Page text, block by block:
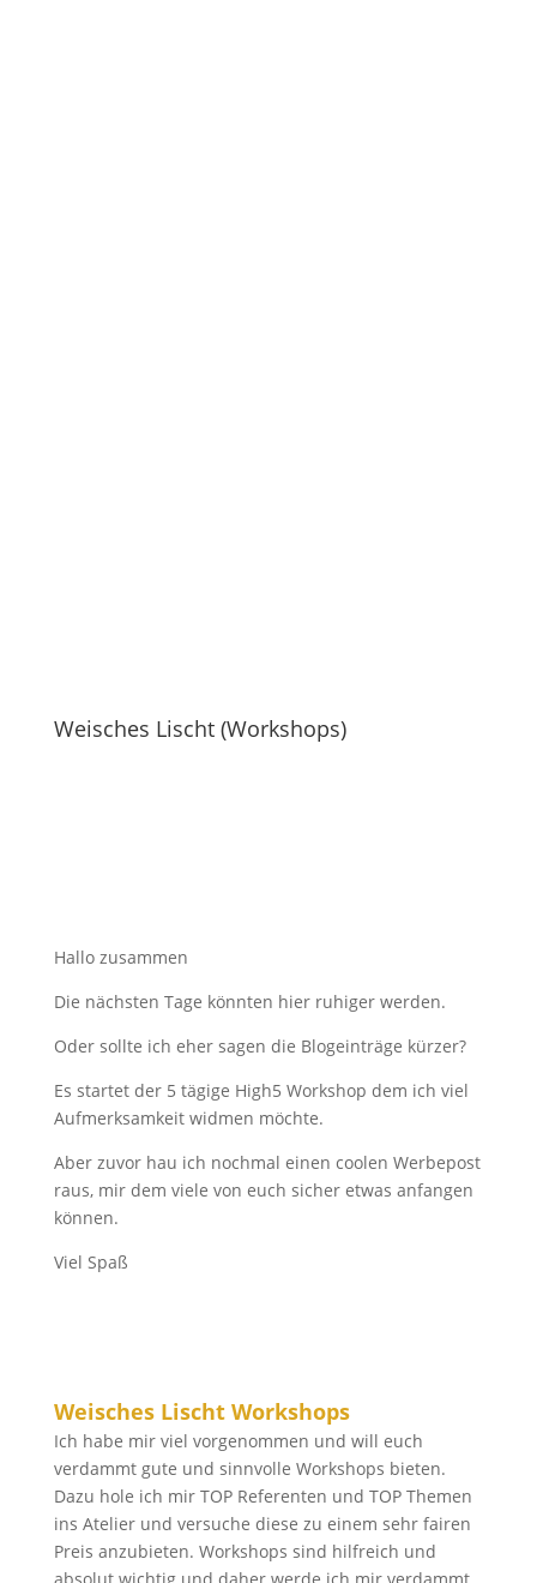
Weisches Lischt (Workshops)
Hallo zusammen
Die nächsten Tage könnten hier ruhiger werden.
Oder sollte ich eher sagen die Blogeinträge kürzer?
Es startet der 5 tägige High5 Workshop dem ich viel
Aufmerksamkeit widmen möchte.
Aber zuvor hau ich nochmal einen coolen Werbepost
raus, mir dem viele von euch sicher etwas anfangen
können.
Viel Spaß
Weisches Lischt Workshops
Ich habe mir viel vorgenommen und will euch
verdammt gute und sinnvolle Workshops bieten.
Dazu hole ich mir TOP Referenten und TOP Themen
ins Atelier und versuche diese zu einem sehr fairen
Preis anzubieten. Workshops sind hilfreich und